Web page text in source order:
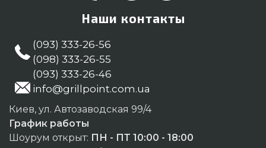
Наши контакты
(093) 333-26-56
(098) 333-26-55
(093) 333-26-46
info@grillpoint.com.ua
Киев, ул. Автозаводская 99/4
График работы
Шоурум открыт: ПН - ПТ 10:00 - 18:00